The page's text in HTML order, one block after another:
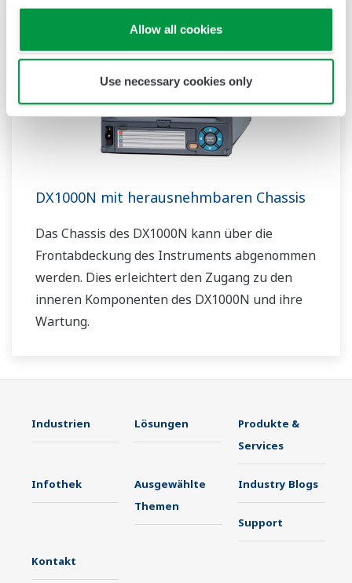
Allow all cookies
Use necessary cookies only
DX1000N mit herausnehmbaren Chassis
Das Chassis des DX1000N kann über die
Frontabdeckung des Instruments abgenommen
werden. Dies erleichtert den Zugang zu den
inneren Komponenten des DX1000N und ihre
Wartung.
Industrien Lösungen
Produkte &
Services
Infothek
Ausgewählte
Themen
Industry Blogs
Support
Kontakt